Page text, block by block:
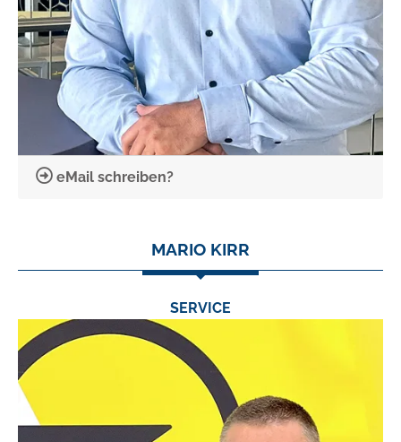
0631/53556-49
eMail schreiben?
MARIO KIRR
SERVICE